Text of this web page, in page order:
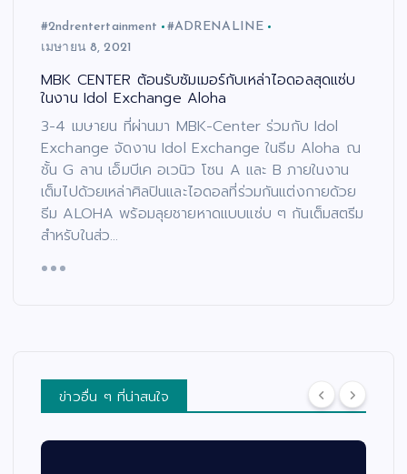
#2ndrentertainment
#ADRENALINE
เมษายน 8, 2021
MBK CENTER ต้อนรับซัมเมอร์กับเหล่าไอดอลสุดแซ่บ
ในงาน Idol Exchange Aloha
3-4 เมษายน ที่ผ่านมา MBK-Center ร่วมกับ Idol
Exchange จัดงาน Idol Exchange ในธีม Aloha ณ
ชั้น G ลาน เอ็มบีเค อเวนิว โซน A และ B ภายในงาน
เต็มไปด้วยเหล่าศิลปินและไอดอลที่ร่วมกันแต่งกายด้วย
ธีม ​ALOHA พร้อมลุยชายหาดแบบแซ่บ ๆ กันเต็มสตรีม
สำหรับในส่ว…
ข่าวอื่น ๆ ที่น่าสนใจ